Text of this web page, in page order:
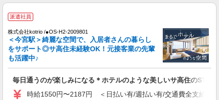
時給1550円〜2187円 ＜日払い有/週払い有/交
通費全支給(ガソリン代含む)＞
大阪市浪速区
派遣社員
派遣社員
株式会社kotrio /●OS-H2-2009801
＜今宮駅＞綺麗な空間で、入居者さんの暮らし
をサポート◎サ高住未経験OK！元接客業の先輩
も活躍中♪
毎日通うのが楽しみになる＊ホテルのような美しいサ高住のSTAFF
時給1550円〜2187円 ＜日払い有/週払い有/交通費全支給(ガ